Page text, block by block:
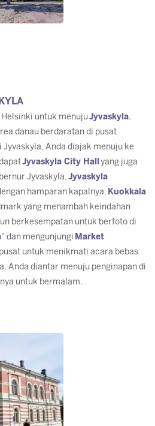
untuk menujuJyvaskyla.
danau berdaratan di pusat
Jyvaskyla, Anda diajak menuju ke
Jyvaskyla City Hall
yang juga
Jyvaskyla, Jyvaskyla
hamparan kapalnya, Kuokkala
yang menambah keindahan
berkesempatan untuk berfoto di
" dan mengunjungi Market
untuk menikmati acara bebas
Anda diantar menuju penginapan di
untuk bermalam.